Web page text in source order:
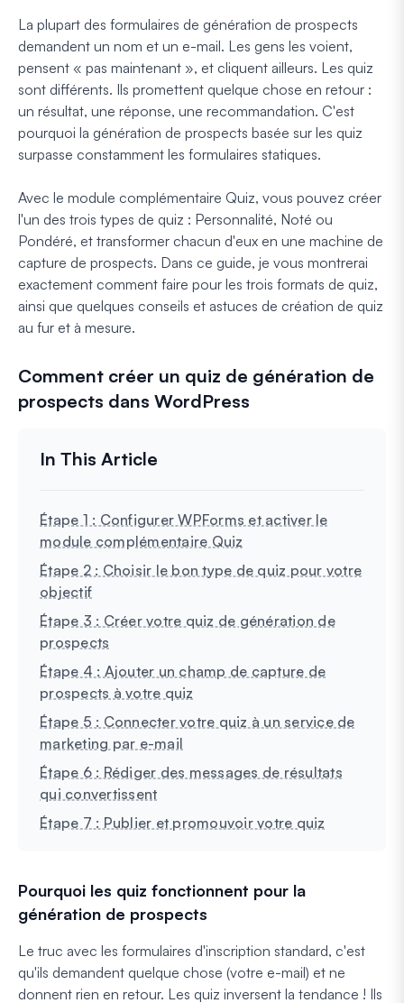
La plupart des formulaires de génération de prospects
demandent un nom et un e-mail. Les gens les voient,
pensent « pas maintenant », et cliquent ailleurs. Les quiz
sont différents. Ils promettent quelque chose en retour :
un résultat, une réponse, une recommandation. C'est
pourquoi la génération de prospects basée sur les quiz
surpasse constamment les formulaires statiques.
Avec le module complémentaire Quiz, vous pouvez créer
l'un des trois types de quiz : Personnalité, Noté ou
Pondéré, et transformer chacun d'eux en une machine de
capture de prospects. Dans ce guide, je vous montrerai
exactement comment faire pour les trois formats de quiz,
ainsi que quelques conseils et astuces de création de quiz
au fur et à mesure.
Comment créer un quiz de génération de
prospects dans WordPress
Étape 1 : Configurer WPForms et activer le
module complémentaire Quiz
Étape 2 : Choisir le bon type de quiz pour votre
objectif
Étape 3 : Créer votre quiz de génération de
prospects
Étape 4 : Ajouter un champ de capture de
prospects à votre quiz
Étape 5 : Connecter votre quiz à un service de
marketing par e-mail
Étape 6 : Rédiger des messages de résultats
qui convertissent
Étape 7 : Publier et promouvoir votre quiz
Pourquoi les quiz fonctionnent pour la
génération de prospects
Le truc avec les formulaires d'inscription standard, c'est
qu'ils demandent quelque chose (votre e-mail) et ne
donnent rien en retour. Les quiz inversent la tendance ! Ils